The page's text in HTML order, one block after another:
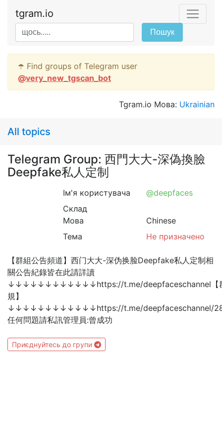
tgram.io
Пошук
☂️ Find groups of Telegram user
@very_new_tgscan_bot
Tgram.io Мова: Ukrainian
All topics
Telegram Group: 西門大大-深偽換臉
Deepfake私人定制
Ім'я користувача
@deepfaces
Склад
Мова
Chinese
Тема
Не призначено
【群組公告頻道】西门大大-深伪换脸Deepfake私人定制相
關公告紀錄皆在此請詳讀
↓↓↓↓↓↓↓↓↓↓↓↓https://t.me/deepfaceschannel【
規】
↓↓↓↓↓↓↓↓↓↓↓↓https://t.me/deepfaceschannel/
任何問題請私訊管理員:曾成功
Приєднуйтесь до групи